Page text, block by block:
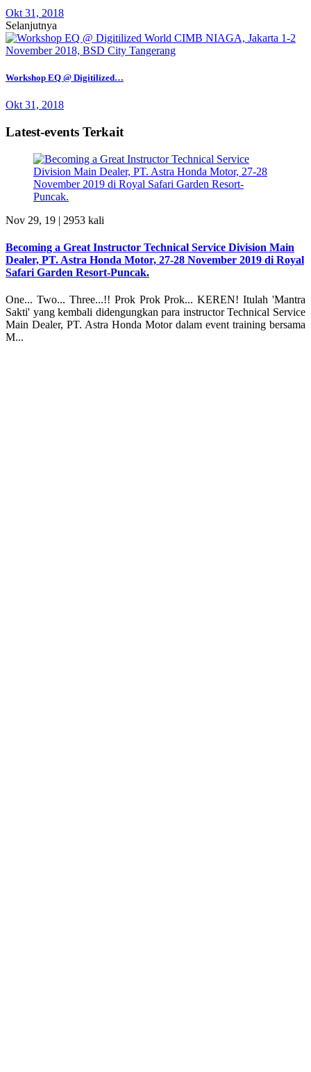
Okt 31, 2018
Selanjutnya
Workshop EQ @ Digitilized…
Okt 31, 2018
Latest-events Terkait
Nov 29, 19 | 2953 kali
Becoming a Great Instructor Technical Service Division Main
Dealer, PT. Astra Honda Motor, 27-28 November 2019 di Royal
Safari Garden Resort-Puncak.
One... Two... Three...!! Prok Prok Prok... KEREN! Itulah 'Mantra
Sakti' yang kembali didengungkan para instructor Technical Service
Main Dealer, PT. Astra Honda Motor dalam event training bersama
M...